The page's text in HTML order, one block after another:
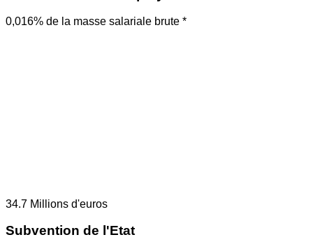
0,016% de la masse salariale brute *
34.7 Millions d'euros
Subvention de l'Etat